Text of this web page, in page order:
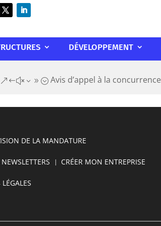
DÉVELOPPEMENT
&#x39; Avis d’appel à la concurrence
DE LA MANDATURE
CRÉER MON ENTREPRISE